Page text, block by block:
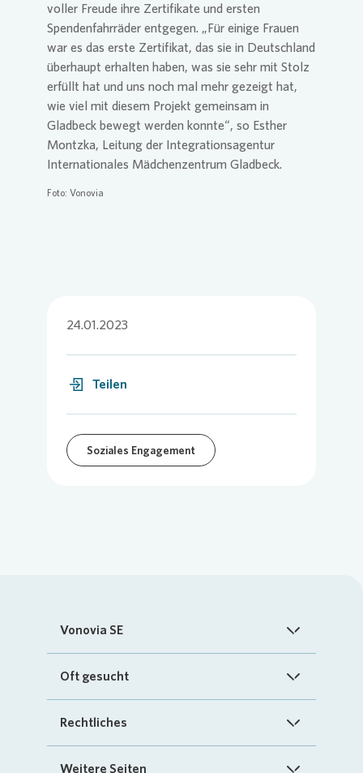
voller Freude ihre Zertifikate und ersten
Spendenfahrräder entgegen. „Für einige Frauen
war es das erste Zertifikat, das sie in Deutschland
überhaupt erhalten haben, was sie sehr mit Stolz
erfüllt hat und uns noch mal mehr gezeigt hat,
wie viel mit diesem Projekt gemeinsam in
Gladbeck bewegt werden konnte“, so Esther
Montzka, Leitung der Integrationsagentur
Internationales Mädchenzentrum Gladbeck.
Foto: Vonovia
24.01.2023
Teilen
Soziales Engagement
Vonovia SE
Startseite
Investoren
Oft gesucht
FAQ
Rechtliches
Impressum
Weitere Seiten